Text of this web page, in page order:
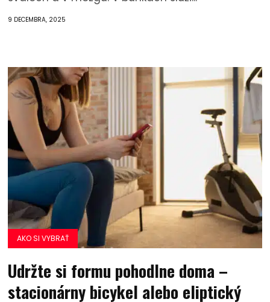
9 DECEMBRA, 2025
AKO SI VYBRAŤ
Udržte si formu pohodlne doma –
stacionárny bicykel alebo eliptický